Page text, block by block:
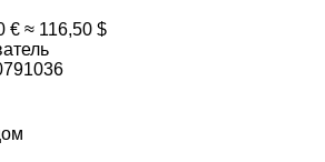
€ ≈ 116,50 $